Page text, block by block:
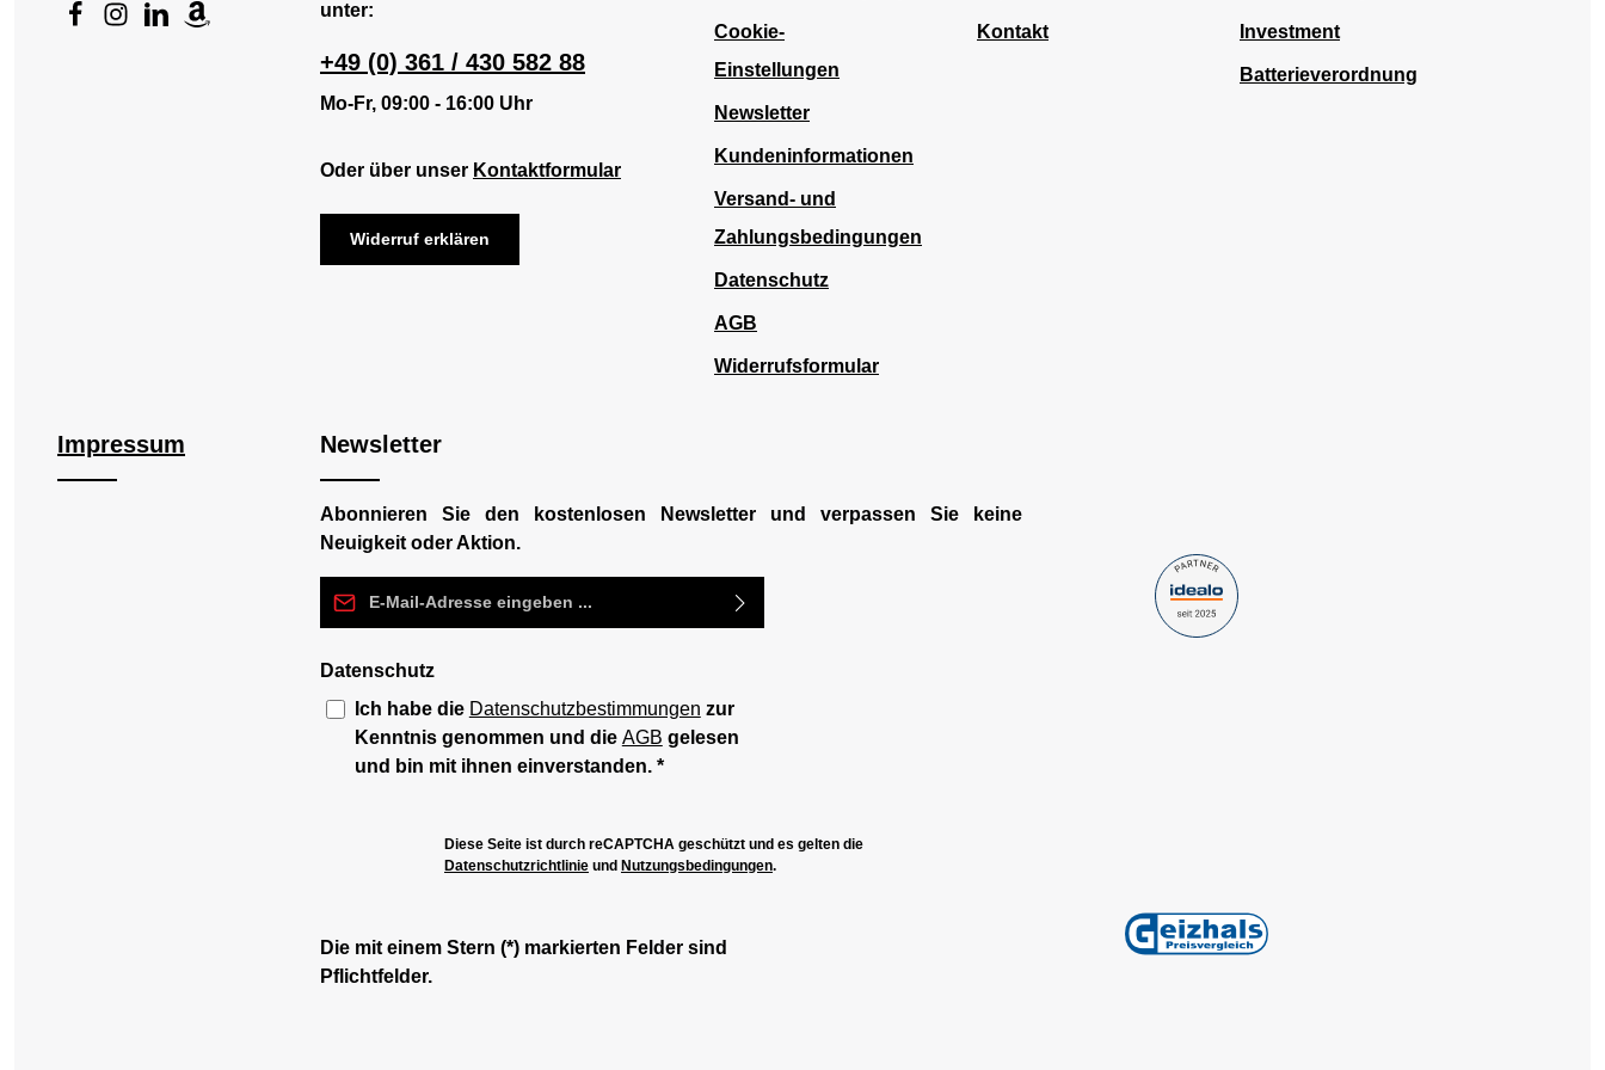
unter:
+49 (0) 361 / 430 582 88
Mo-Fr, 09:00 - 16:00 Uhr
Oder über unser Kontaktformular
Widerruf erklären
Cookie-
Einstellungen
Newsletter
Kundeninformationen
Versand- und
Zahlungsbedingungen
Datenschutz
AGB
Widerrufsformular
Kontakt Investment
Batterieverordnung
Impressum Newsletter
Abonnieren Sie den kostenlosen Newsletter und verpassen Sie keine
Neuigkeit oder Aktion.
E-Mail-Adresse*
Datenschutz
Ich habe die Datenschutzbestimmungen zur
Kenntnis genommen und die AGB gelesen
und bin mit ihnen einverstanden. *
Diese Seite ist durch reCAPTCHA geschützt und es gelten die
Datenschutzrichtlinie und Nutzungsbedingungen.
Die mit einem Stern (*) markierten Felder sind
Pflichtfelder.